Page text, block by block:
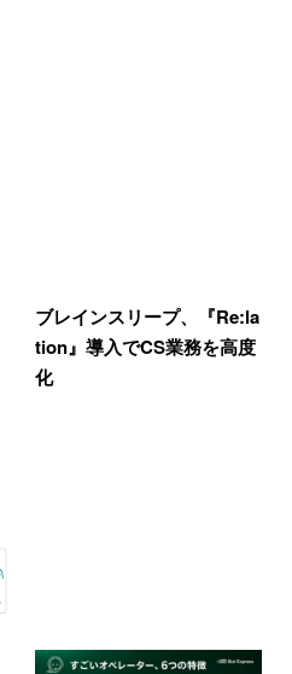
ブレインスリープ、『Re:la
tion』導入でCS業務を高度
化